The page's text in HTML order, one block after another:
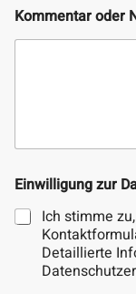
t
a
r
d
r
Kommentar oder
Einwilligung zur
Ich stimme
Detaillierte